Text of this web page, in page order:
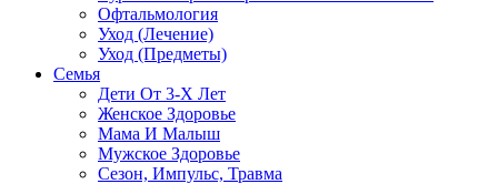
Офтальмология
Уход (Лечение)
Уход (Предметы)
Семья
Дети От 3-Х Лет
Женское Здоровье
Мама И Малыш
Мужское Здоровье
Сезон, Импульс, Травма